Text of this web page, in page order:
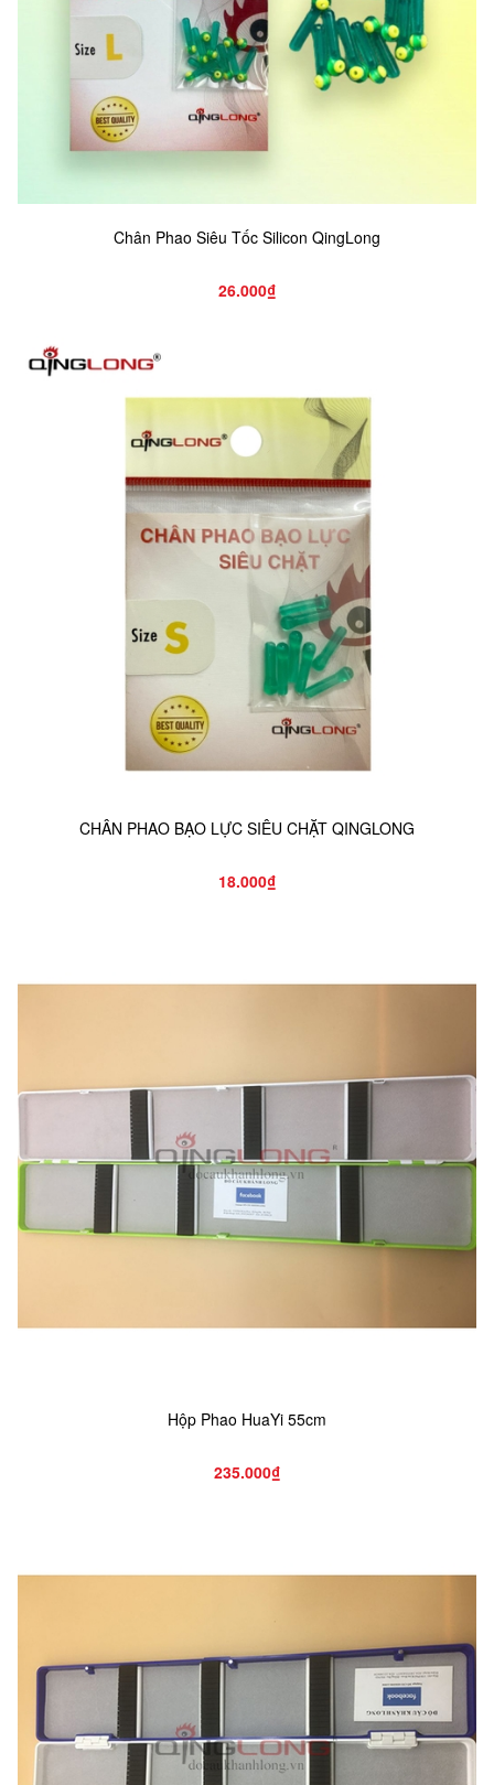
Chân Phao Siêu Tốc Silicon QingLong
26.000₫
CHÂN PHAO BẠO LỰC SIÊU CHẶT QINGLONG
18.000₫
Hộp Phao HuaYi 55cm
235.000₫